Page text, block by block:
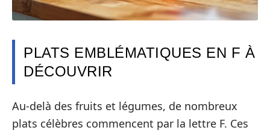
PLATS EMBLÉMATIQUES EN F À
DÉCOUVRIR
Au-delà des fruits et légumes, de nombreux
plats célèbres commencent par la lettre F. Ces